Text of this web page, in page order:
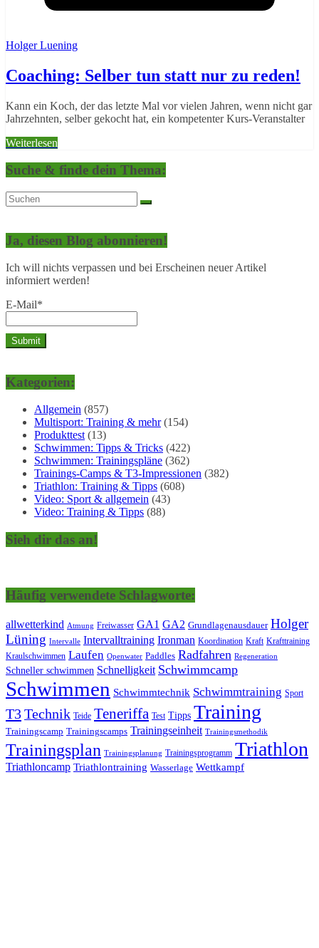
Holger Luening
Coaching: Selber tun statt nur zu reden!
Kann ein Koch, der das letzte Mal vor vielen Jahren, wenn nicht gar
Jahrzehnten, selber gekocht hat, ein kompetenter Kurs-Veranstalter
Weiterlesen
Suche & finde dein Thema:
Ja, diesen Blog abonnieren!
Ich will nichts verpassen und bei Erscheinen neuer Artikel
informiert werden!
E-Mail*
Kategorien:
Allgemein (857)
Multisport: Training & mehr(154)
Produkttest(13)
Schwimmen: Tipps & Tricks (422)
Schwimmen: Trainingspläne (362)
Trainings-Camps & T3-Impressionen (382)
Triathlon: Training & Tipps (608)
Video: Sport & allgemein (43)
Video: Training & Tipps (88)
Sieh dir das an!
Häufig verwendete Schlagworte:
allwetterkind Atmung Freiwasser GA1 GA2 Grundlagenausdauer Holger
Lüning Intervalle Intervalltraining Ironman Koordination Kraft Krafttraining
Kraulschwimmen Laufen Openwater Paddles Radfahren Regeneration
Schneller schwimmen Schnelligkeit Schwimmcamp
Schwimmen Schwimmtechnik Schwimmtraining Sport
T3Technik Teide Teneriffa Test Tipps Training
Trainingscamp Trainingscamps Trainingseinheit Trainingsmethodik
Trainingsplan Trainingsplanung Trainingsprogramm Triathlon
Triathloncamp Triathlontraining Wasserlage Wettkampf